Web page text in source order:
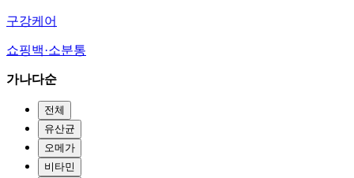
구강케어
쇼핑백·소분통
가나다순
전체
유산균
오메가
비타민